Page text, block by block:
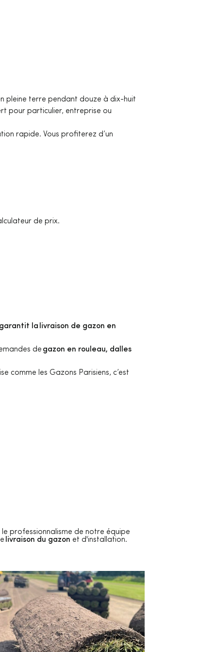
pleine terre pendant douze à dix-huit
pour particulier, entreprise ou
rapide. Vous profiterez d’un
de prix.
garantit la livraison de gazon en
de gazon en rouleau, dalles
comme les Gazons Parisiens, c’est
le professionnalisme de notre équipe
livraison du gazon et d'installation.